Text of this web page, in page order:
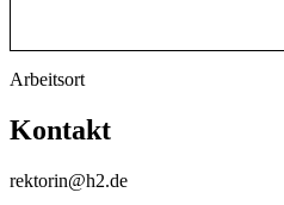
Arbeitsort
Kontakt
rektorin@h2.de